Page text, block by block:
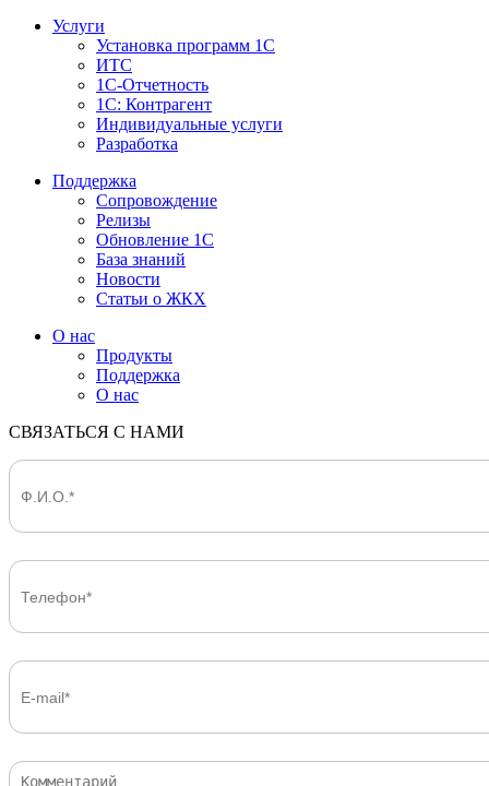
Услуги
Установка программ 1С
ИТС
1С-Отчетность
1С: Контрагент
Индивидуальные услуги
Разработка
Поддержка
Сопровождение
Релизы
Обновление 1С
База знаний
Новости
Статьи о ЖКХ
О нас
Продукты
Поддержка
О нас
СВЯЗАТЬСЯ С НАМИ